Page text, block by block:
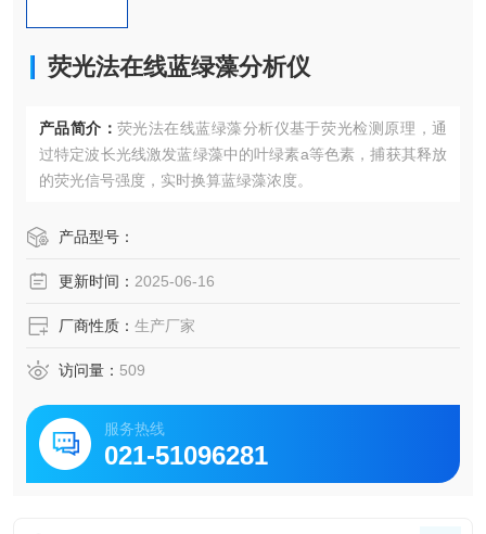
荧光法在线蓝绿藻分析仪
产品简介： 荧光法在线蓝绿藻分析仪基于​​荧光检测原理​​，通
过特定波长光线激发蓝绿藻中的叶绿素a等色素，捕获其释放
的荧光信号强度，实时换算蓝绿藻浓度。
产品型号：
更新时间： 2025-06-16
厂商性质： 生产厂家
访问量： 509
服务热线
021-51096281